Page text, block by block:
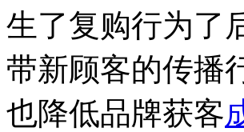
生了复购行为了
带新顾客的传播
也降低品牌获客